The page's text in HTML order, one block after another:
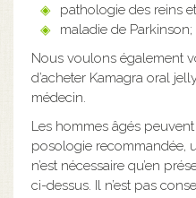
pathologie des reins
maladie de Parkinson;
Nous voulons également
d’acheter Kamagra oral
médecin.
Les hommes âgés
posologie recommandée,
n’est nécessaire qu’en
ci-dessus. Il n’est pas